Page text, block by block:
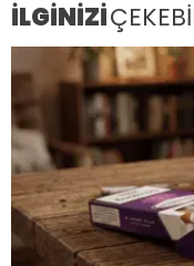
İLGİNİZİ